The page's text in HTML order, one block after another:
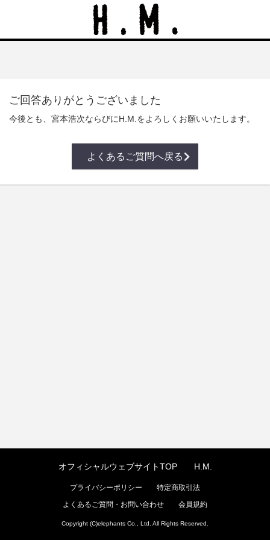
ご回答ありがとうございました
今後とも、宮本浩次ならびにH.M.をよろしくお願いいたします。
よくあるご質問へ戻る
オフィシャルウェブサイトTOP H.M.
プライバシーポリシー
特定商取引法
よくあるご質問・お問い合わせ
会員規約
Copyright (C)elephants Co., Ltd. All Rights Reserved.